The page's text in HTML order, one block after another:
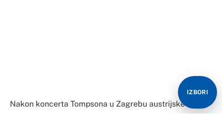
Nakon koncerta Tompsona u Zagrebu austrijske vlasti
IZBORI